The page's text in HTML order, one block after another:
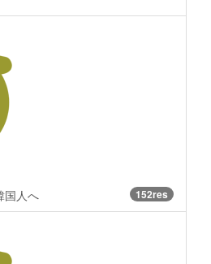
国人へ 152res